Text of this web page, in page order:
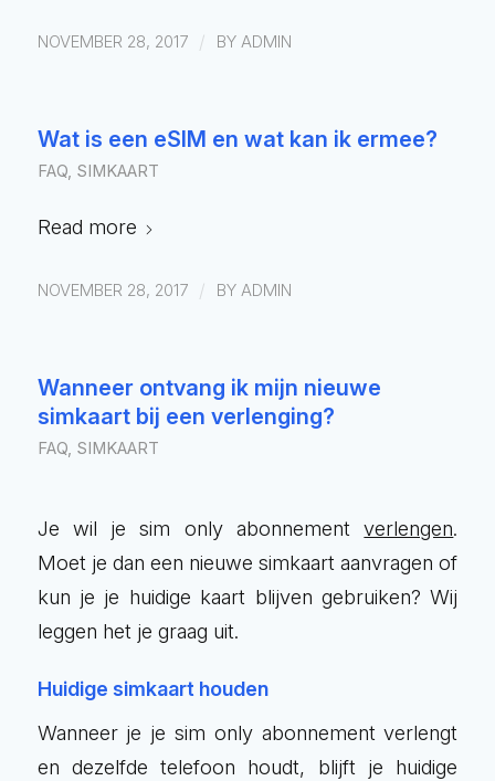
NOVEMBER 28, 2017 / BY ADMIN
Wat is een eSIM en wat kan ik ermee?
FAQ, SIMKAART
Read more
NOVEMBER 28, 2017 / BY ADMIN
Wanneer ontvang ik mijn nieuwe
simkaart bij een verlenging?
FAQ, SIMKAART
Je wil je sim only abonnementverlengen.
Moet je dan een nieuwe simkaart aanvragen of
kun je je huidige kaart blijven gebruiken? Wij
leggen het je graag uit.
Huidige simkaart houden
Wanneer je je sim only abonnement verlengt
en dezelfde telefoon houdt, blijft je huidige